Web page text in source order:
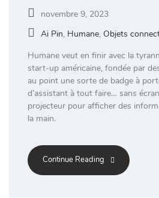
novembre 9, 2023
Ai Pin, Humane, Objets
Humane veut en finir avec la
start-up américaine, fondée par
au point une sorte de badge à
d’assistant à tout faire… sans
projecteur pour afficher des
la main.
Continue Reading